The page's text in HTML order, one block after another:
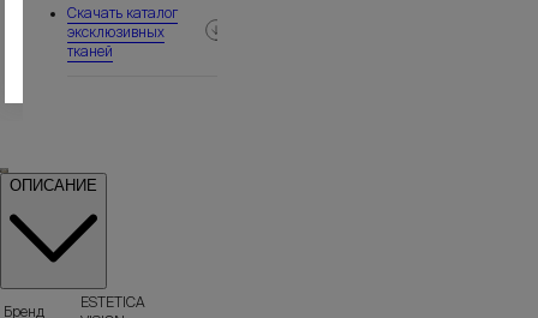
Скачать каталог
эксклюзивных
тканей
ОПИСАНИЕ
Бренд
ESTETICA